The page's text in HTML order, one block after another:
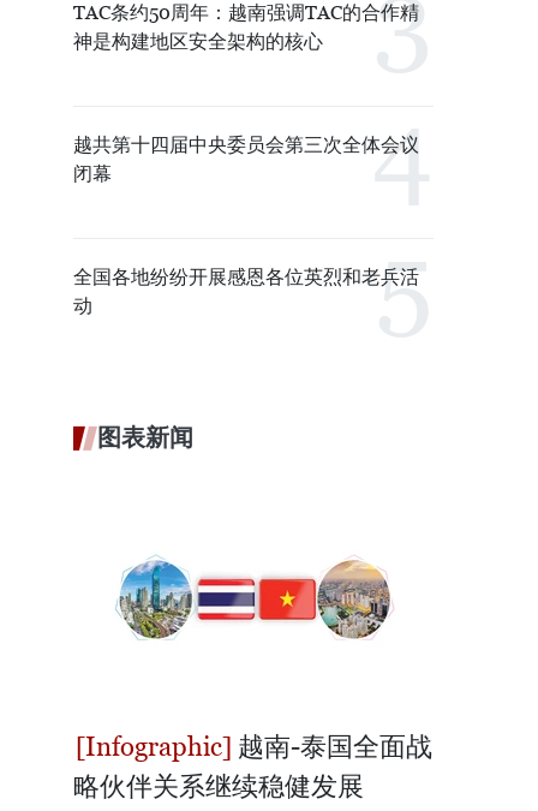
TAC条约50周年：越南强调TAC的合作精
神是构建地区安全架构的核心
越共第十四届中央委员会第三次全体会议
闭幕
全国各地纷纷开展感恩各位英烈和老兵活
动
图表新闻
越南-泰国全面战
略伙伴关系继续稳健发展